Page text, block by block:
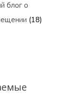
блог о
(18)